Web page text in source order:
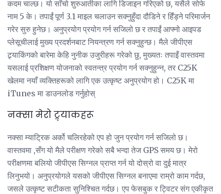
कदम चाल्छ। यो साँचो शुरुआतीका लागि डिजाइन गरिएको छ, यसैले सोफे
नाम 5 के। तपाईं पूर्ण 3.1 माइल चलाउन सक्नुहुँदा दौडिने र हिँड्ने परिमार्जन
गरेर सुरु हुनेछ। अनुप्रयोग प्रयोग गर्न सजिलो छ र तपाईं आफ्नो आइपड
प्लेसूचीलाई मुख्य प्रदर्शनबाट नियन्त्रण गर्न सक्नुहुन्छ। मैले जीपीएस
ट्र्याकिंगको बारेमा केहि नुनीक उजुरीहरू गरेको छु, मुख्यतः तपाइँ वास्तवमा
यसलाई प्रशिक्षण योजनाको स्वतन्त्र प्रयोग गर्न सक्नुहुन्न, तर C25K
खेलमा नयाँ व्यक्तिहरूको लागि एक उत्कृष्ट अनुप्रयोग हो। C25K मा
iTunes मा डाउनलोड गर्नुहोस्
नक्सा मेरो ट्र्याकहरू
नक्सा म्याट्रिक अर्को चलिरहेको एप हो जुन प्रयोग गर्न सजिलो छ।
वास्तवमा ,सँग यो मैले परीक्षण गरेको सबै भन्दा तेज GPS समय छ। मेरो
परीक्षणमा बलियो जीपीएस सिग्नल प्राप्त गर्न यो दोस्रो वा दुई मात्र
लिनुभयो। अनुप्रयोगले यसको जीपीएस सिग्नल बनाएमा राम्रो काम गर्दछ,
जसले उत्कृष्ट सटीकता सुनिश्चित गर्दछ। एप फेसबुक र ट्विटर संग एकीकृत